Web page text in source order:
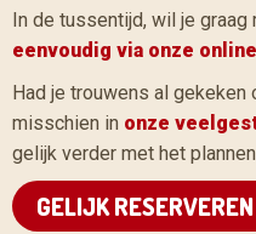
In de tussentijd, wil je graag
eenvoudig via onze
Had je trouwens al gekeken
misschien in onze
gelijk verder met het
GELIJK RESERVEREN